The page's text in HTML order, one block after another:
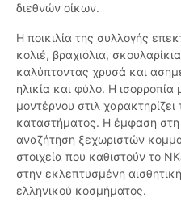
διεθνών οίκων.
Η ποικιλία της συλλογής
κολιέ, βραχιόλια,
καλύπτοντας χρυσά και
ηλικία και φύλο. Η
μοντέρνου στιλ χαρακτηρίζει
καταστήματος. Η έμφαση στη
αναζήτηση ξεχωριστών
στοιχεία που καθιστούν το
στην εκλεπτυσμένη
ελληνικού κοσμήματος.